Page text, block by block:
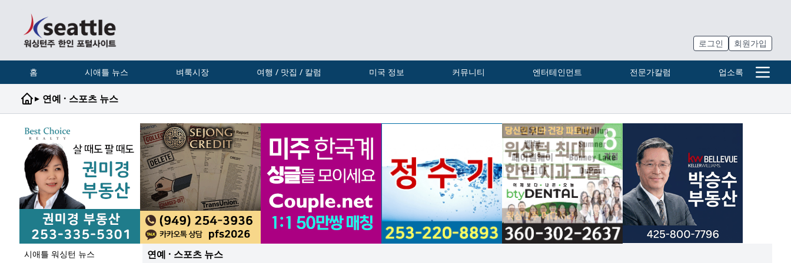
로그인 회원가입
홈 시애틀 뉴스 벼룩시장 여행 / 맛집 / 칼럼 미국 정보 커뮤니티 엔터테인먼트 전문가칼럼 업소록
▸ 연예 · 스포츠 뉴스
시애틀 워싱턴 뉴스 연예 · 스포츠 뉴스